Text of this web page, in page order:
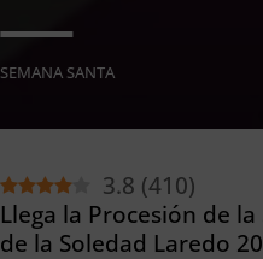
SEMANA SANTA
3.8 (410)
Llega la Procesión de
de la Soledad Laredo